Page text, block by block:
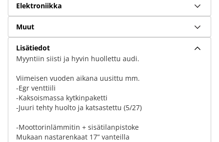
Elektroniikka
Muut
Lisätiedot
Myyntiin siisti ja hyvin huollettu audi.
Viimeisen vuoden aikana uusittu mm.
-Egr venttiili
-Kaksoismassa kytkinpaketti
-Juuri tehty huolto ja katsastettu (5/27)
-Moottorinlämmitin + sisätilanpistoke
Mukaan nastarenkaat 17” vanteilla